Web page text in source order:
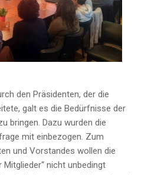
den Präsidenten, der die
galt es die Bedürfnisse der
bringen. Dazu wurden die
mit einbezogen. Zum
und Vorstandes wollen die
Mitglieder“ nicht unbedingt